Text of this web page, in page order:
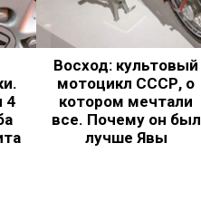
4
Восход: культовый
мотоцикл СССР, о
котором мечтали
все. Почему он был
лучше Явы